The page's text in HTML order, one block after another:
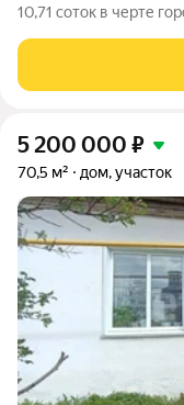
10,71 соток в черте города в районе 160 квартала.
идеально подходит
Коммуникации уже
5 200 000 ₽
70,5 м² дом, участок